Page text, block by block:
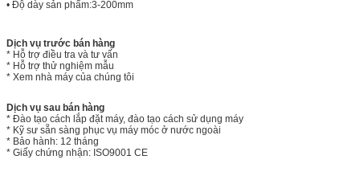
• Độ dày sản phẩm:3-200mm
Dịch vụ trước bán hàng
* Hỗ trợ điều tra và tư vấn
* Hỗ trợ thử nghiệm mẫu
* Xem nhà máy của chúng tôi
Dịch vụ sau bán hàng
* Đào tạo cách lắp đặt máy, đào tạo cách sử dụng máy
* Kỹ sư sẵn sàng phục vụ máy móc ở nước ngoài
* Bảo hành: 12 tháng
* Giấy chứng nhận: ISO9001 CE